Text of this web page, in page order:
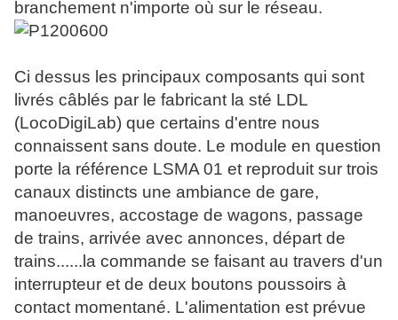
branchement n'importe où sur le réseau.
Ci dessus les principaux composants qui sont
livrés câblés par le fabricant la sté LDL
(LocoDigiLab) que certains d'entre nous
connaissent sans doute. Le module en question
porte la référence LSMA 01 et reproduit sur trois
canaux distincts une ambiance de gare,
manoeuvres, accostage de wagons, passage
de trains, arrivée avec annonces, départ de
trains......la commande se faisant au travers d'un
interrupteur et de deux boutons poussoirs à
contact momentané. L'alimentation est prévue